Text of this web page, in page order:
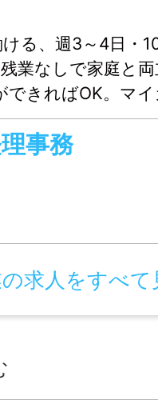
る、週3～4日・
業なしで家庭と
できればOK。マ
遣で長く働きた
事務
求人をすべて